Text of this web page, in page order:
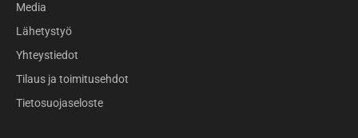
Media
Lähetystyö
Yhteystiedot
Tilaus ja toimitusehdot
Tietosuojaseloste